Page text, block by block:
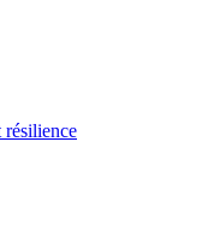
résilience